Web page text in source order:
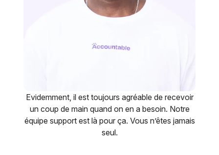
Evidemment, il est toujours agréable de recevoir
un coup de main quand on en a besoin. Notre
équipe support est là pour ça. Vous n’êtes jamais
seul.